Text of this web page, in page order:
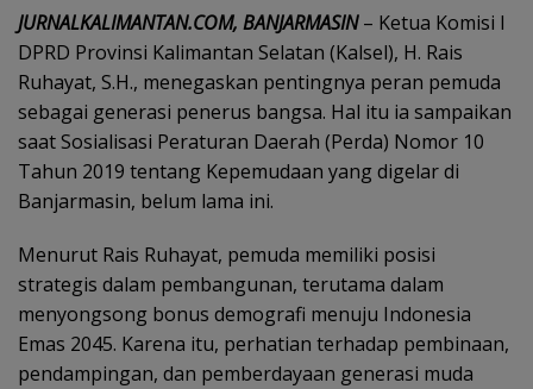
JURNALKALIMANTAN.COM, BANJARMASIN– Ketua Komisi I
DPRD Provinsi Kalimantan Selatan (Kalsel), H. Rais
Ruhayat, S.H., menegaskan pentingnya peran pemuda
sebagai generasi penerus bangsa. Hal itu ia sampaikan
saat Sosialisasi Peraturan Daerah (Perda) Nomor 10
Tahun 2019 tentang Kepemudaan yang digelar di
Banjarmasin, belum lama ini.
Menurut Rais Ruhayat, pemuda memiliki posisi
strategis dalam pembangunan, terutama dalam
menyongsong bonus demografi menuju Indonesia
Emas 2045. Karena itu, perhatian terhadap pembinaan,
pendampingan, dan pemberdayaan generasi muda